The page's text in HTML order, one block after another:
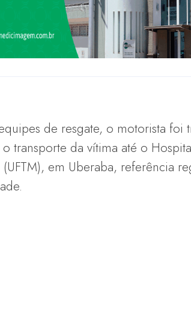
de resgate, o motorista foi
transporte da vítima até o
em Uberaba, referência